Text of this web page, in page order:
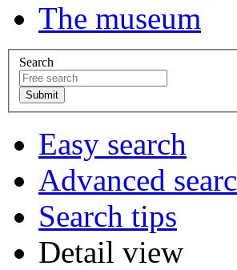
The museum
Search
Easy search
Advanced
Search tips
Detail view